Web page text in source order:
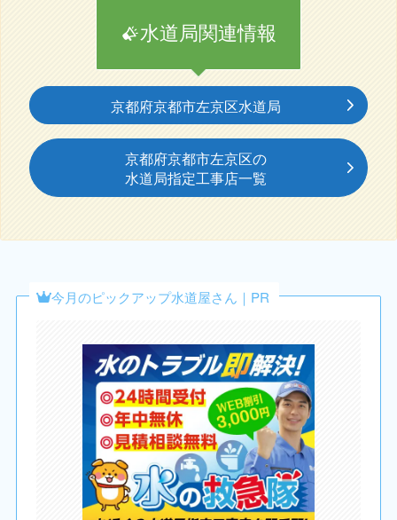
水道局関連情報
京都府京都市左京区水道局
京都府京都市左京区の
水道局指定工事店一覧
今月のピックアップ水道屋さん｜PR